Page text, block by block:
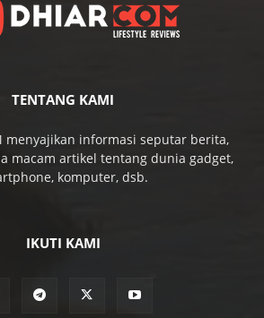
TENTANG KAMI
menyajikan informasi seputar berita,
macam artikel tentang dunia gadget,
komputer, dsb.
IKUTI KAMI